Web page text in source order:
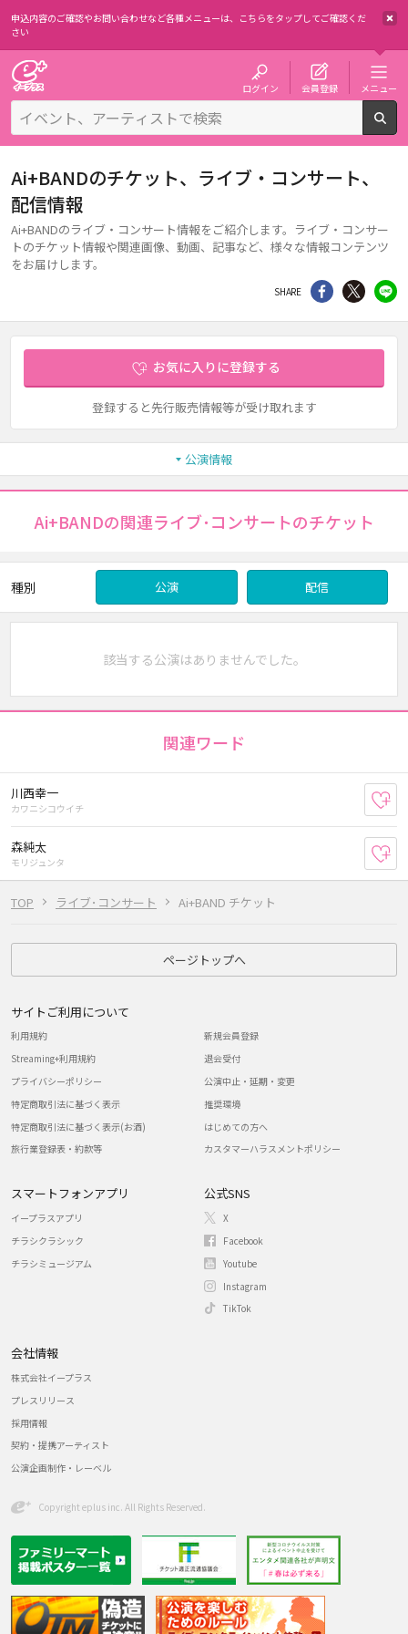
申込内容のご確認やお問い合わせなど各種メニューは、 こちらをタップしてご確認くだ
さい
ログイン 会員登録 メニュー
TOP ライブ･コンサート Ai+BAND チケット
Ai+BANDのチケット、ライブ・コンサート、
配信情報
Ai+BANDのライブ・コンサート情報をご紹介します。ライブ・コンサー
トのチケット情報や関連画像、動画、記事など、様々な情報コンテンツ
をお届けします。
SHARE シェア Twitter
お気に入りに登録する
登録すると先行販売情報等が受け取れます
公演情報
Ai+BANDの関連ライブ･コンサートのチケット
種別 公演 配信
該当する公演はありませんでした。
関連ワード
川西幸一
カワニシコウイチ
森純太
モリジュンタ
ページトップへ
サイトご利用について
利用規約
Streaming+利用規約
プライバシーポリシー
特定商取引法に基づく表示
特定商取引法に基づく表示(お酒)
旅行業登録表・約款等
新規会員登録
退会受付
公演中止・延期・変更
推奨環境
はじめての方へ
カスタマーハラスメントポリシー
スマートフォンアプリ
イープラスアプリ
チラシクラシック
チラシミュージアム
公式SNS
X
Facebook
Youtube
Instagram
TikTok
会社情報
株式会社イープラス
プレスリリース
採用情報
契約・提携アーティスト
公演企画制作・レーベル
Copyright eplus inc. All Rights Reserved.